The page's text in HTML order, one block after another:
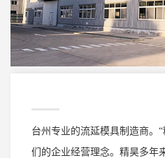
台州专业的流延模具制造商。
们的企业经营理念。精昊多年